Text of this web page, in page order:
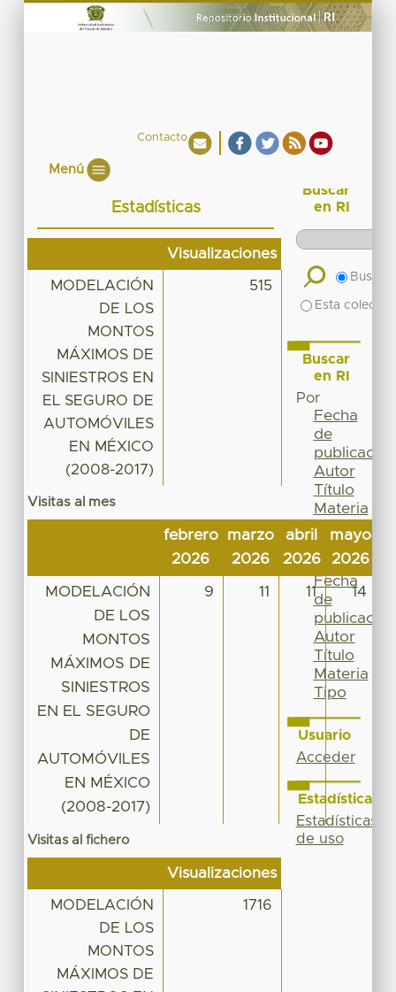
Contacto
Menú
Estadísticas
Visualizaciones
MODELACIÓN
DE LOS
MONTOS
MÁXIMOS DE
SINIESTROS EN
EL SEGURO DE
AUTOMÓVILES
EN MÉXICO
(2008-2017)
515
Visitas al mes
febrero
2026
marzo
2026
abril
2026
mayo
2026
MODELACIÓN
DE LOS
MONTOS
MÁXIMOS DE
SINIESTROS
EN EL SEGURO
DE
AUTOMÓVILES
EN MÉXICO
(2008-2017)
9 11 11 14
Visitas al fichero
Visualizaciones
MODELACIÓN
DE LOS
MONTOS
MÁXIMOS DE
1716
Buscar
en RI
Buscar
Esta
Buscar
en RI
Por
Fecha
de
publicación
Autor
Título
Materia
Tipo
colección
Fecha
de
publicación
Autor
Título
Materia
Tipo
Usuario
Acceder
Estadísticas
Estadísticas
de uso